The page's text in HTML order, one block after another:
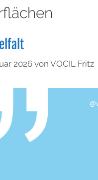
2026 von VOCIL Fritz